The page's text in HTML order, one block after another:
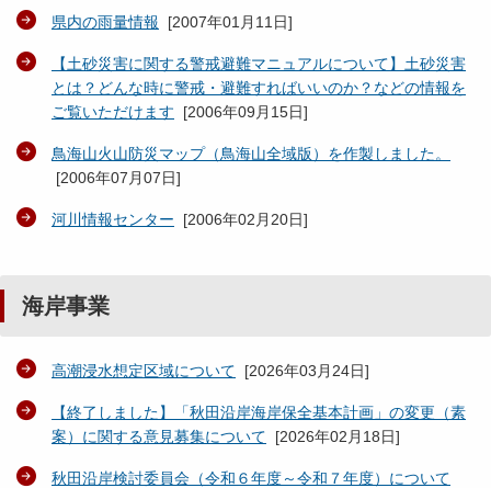
県内の雨量情報 [2007年01月11日]
【土砂災害に関する警戒避難マニュアルについて】土砂災害
とは？どんな時に警戒・避難すればいいのか？などの情報を
ご覧いただけます [2006年09月15日]
鳥海山火山防災マップ（鳥海山全域版）を作製しました。
[2006年07月07日]
河川情報センター [2006年02月20日]
海岸事業
高潮浸水想定区域について [2026年03月24日]
【終了しました】「秋田沿岸海岸保全基本計画」の変更（素
案）に関する意見募集について [2026年02月18日]
秋田沿岸検討委員会（令和６年度～令和７年度）について